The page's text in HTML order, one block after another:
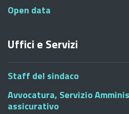
Open data
Uffici e Servizi
Staff del sindaco
Avvocatura, Servizio
assicurativo